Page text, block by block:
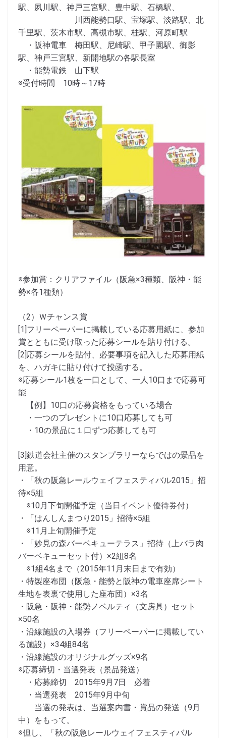
駅、夙川駅、神戸三宮駅、豊中駅、石橋駅、
川西能勢口駅、宝塚駅、淡路駅、北
千里駅、茨木市駅、高槻市駅、桂駅、河原町駅
・阪神電車 梅田駅、尼崎駅、甲子園駅、御影
駅、神戸三宮駅、新開地駅の各駅長室
・能勢電鉄 山下駅
※受付時間 10時～17時
※参加賞：クリアファイル（阪急×3種類、阪神・能
勢×各1種類）
（2）Ｗチャンス賞
[1]フリーペーパーに掲載している応募用紙に、参加
賞とともに受け取った応募シールを貼り付ける。
[2]応募シールを貼付、必要事項を記入した応募用紙
を、ハガキに貼り付けて投函する。
※応募シール1枚を一口として、一人10口まで応募可
能
【例】10口の応募資格をもっている場合
・一つのプレゼントに10口応募しても可
・10の景品に１口ずつ応募しても可
[3]鉄道会社主催のスタンプラリーならではの景品を
用意。
・「秋の阪急レールウェイフェスティバル2015」招
待×5組
※10月下旬開催予定（当日イベント優待券付）
・「はんしんまつり2015」招待×5組
※11月上旬開催予定
・「妙見の森バーベキューテラス」招待（上バラ肉
バーベキューセット付）×2組8名
※1組4名まで（2015年11月末日まで有効）
・特製座布団（阪急・能勢と阪神の電車座席シート
生地を表裏で使用した座布団）×3名
・阪急・阪神・能勢ノベルティ（文房具）セット
×50名
・沿線施設の入場券（フリーペーパーに掲載してい
る施設）×34組84名
・沿線施設のオリジナルグッズ×9名
※応募締切・当選発表（景品発送）
・応募締切 2015年9月7日 必着
・当選発表 2015年9月中旬
当選の発表は、当選案内書・賞品の発送（9月
中）をもって。
※但し、「秋の阪急レールウェイフェスティバル